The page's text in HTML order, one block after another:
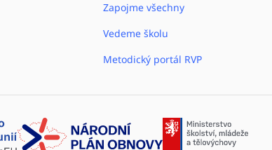
Zapojme všechny
Vedeme školu
Metodický portál RVP